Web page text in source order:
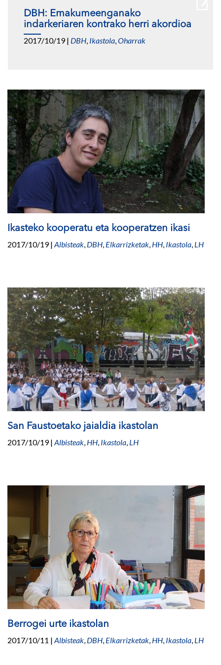
DBH: Emakumeenganako
indarkeriaren kontrako herri akordioa
2017/10/19| DBH, Ikastola,Oharrak
Ikasteko kooperatu eta kooperatzen ikasi
2017/10/19| Albisteak, DBH, Elkarrizketak, HH, Ikastola, LH
San Faustoetako jaialdia ikastolan
2017/10/19| Albisteak, HH, Ikastola, LH
Berrogei urte ikastolan
2017/10/11 | Albisteak, DBH, Elkarrizketak, HH, Ikastola, LH